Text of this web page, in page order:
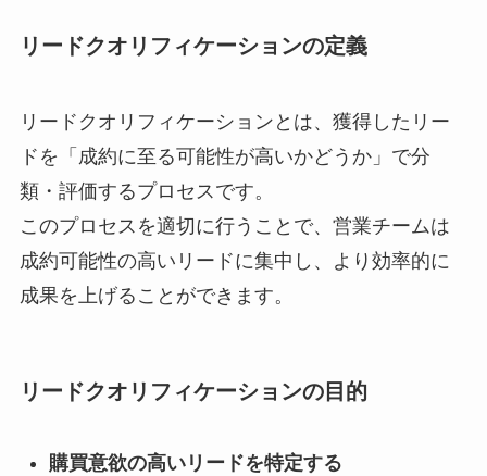
リードクオリフィケーションの定義
リードクオリフィケーションとは、獲得したリー
ドを「成約に至る可能性が高いかどうか」で分
類・評価するプロセスです。
このプロセスを適切に行うことで、営業チームは
成約可能性の高いリードに集中し、より効率的に
成果を上げることができます。
リードクオリフィケーションの目的
購買意欲の高いリードを特定する